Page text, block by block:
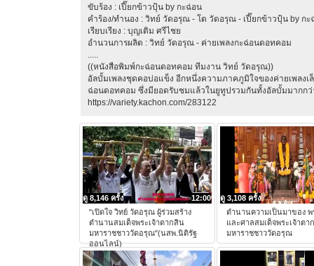
ขับร้อง : เปี๊ยกข้าวปุ้น by กะฉ่อน
คำร้อง/ทำนอง : วิทย์ วัดอรุณ - โต วัดอรุณ - เปี๊ยกข้าวปุ้น by กะ
เรียบเรียง : บุญเติม ศรีไชย
อำนวนการผลิต : วิทย์ วัดอรุณ - ค่ายเพลงกะฉ่อนดอทคอม
.....
((หนังสือพิมพ์กะฉ่อนดอทคอม ทีมงาน วิทย์ วัดอรุณ))
อัลบั้มเพลงชุดคอบ่อแข็ง อีกหนึ่งความภาคภูมิใจของค่ายเพลงเล็
ฉ่อนดอทคอม ซึ่งมียอดรับชมแล้วในยูทูปรวมกันทั้งอัลบั้มมากกว่
https://variety.kachon.com/283122
12:00
ดู 8,146 ครั้ง
"เปิดใจ วิทย์ วัดอรุณ ผู้ร่วมสร้าง
ตำนานสมเด็จพระเจ้าตากสิน
มหาราชชาววัดอรุณ"(นสพ.นิติรัฐ
ออนไลน์)
ดู 3,108 ครั้ง
ตำนานความเป็นมาของ พ
และศาลสมเด็จพระเจ้าตา
มหาราชชาววัดอรุณ